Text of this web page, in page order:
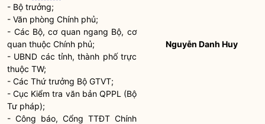
- Bộ trưởng;
- Văn phòng Chính phủ;
- Các Bộ, cơ quan ngang Bộ, cơ
quan thuộc Chính phủ;
- UBND các tỉnh, thành phố trực
thuộc TW;
- Các Thứ trưởng Bộ GTVT;
- Cục Kiểm tra văn bản QPPL (Bộ
Tư pháp);
- Công báo, Cổng TTĐT Chính
Nguyễn Danh Huy